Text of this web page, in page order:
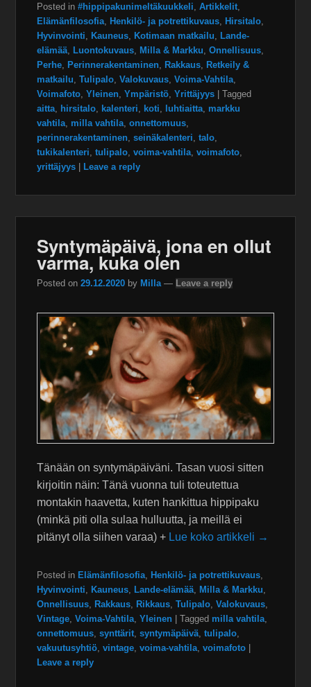
Posted in #hippipakunimeltäkuukkeli ,Artikkelit
Elämänfilosofia Henkilö- ja potrettikuvaus Hirsitalo
Hyvinvointi
Kauneus Kotimaan matkailu
Lande-
elämää Luontokuvaus Milla & Markku ,Onnellisuus
Perhe Perinnerakentaminen Rakkaus Retkeily &
matkailu ,Tulipalo ,Valokuvaus ,Voima-Vahtila
Voimafoto ,Yleinen ,Ympäristö ,Yrittäjyys |Tagged
aitta hirsitalo kalenteri koti luhtiaitta markku
vahtila milla vahtila ,onnettomuus
perinnerakentaminen ,seinäkalenteri ,talo
tukikalenteri ,tulipalo ,voima-vahtila ,voimafoto
yrittäjyys | Leave a reply
Syntymäpäivä, jona en ollut
varma, kuka olen
Posted on29.12.2020 by Milla — Leave a reply
Tänään on syntymäpäiväni. Tasan vuosi sitten
kirjoitin näin: Tänä vuonna tuli toteutettua
montakin haavetta, kuten hankittua hippipaku
(minkä piti olla sulaa hulluutta, ja meillä ei
pitänyt olla siihen varaa) + Lue koko artikkeli →
Posted in Elämänfilosofia Henkilö- ja potrettikuvaus
Hyvinvointi
Kauneus Lande-elämää Milla & Markku
Onnellisuus
Rakkaus Rikkaus ,Tulipalo ,Valokuvaus
Vintage ,Voima-Vahtila ,Yleinen |Tagged milla vahtila
onnettomuus ,synttärit ,syntymäpäivä ,tulipalo
vakuutusyhtiö ,vintage ,voima-vahtila ,voimafoto
Leave a reply